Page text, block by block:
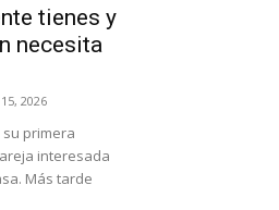
tienes y
necesita
2026
primera
interesada
Más tarde